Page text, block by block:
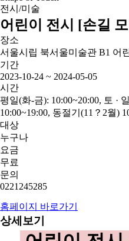
전시/미술
어린이 전시 [손길
장소
서울시립 북서울미술관 B1 어
기간
2023-10-24 ~ 2024-05-05
시간
평일(화-금): 10:00~20:00, 토 ·
10:00~19:00, 동절기(11？2월)
대상
누구나
요금
무료
문의
0221245285
홈페이지 바로가기
상세보기